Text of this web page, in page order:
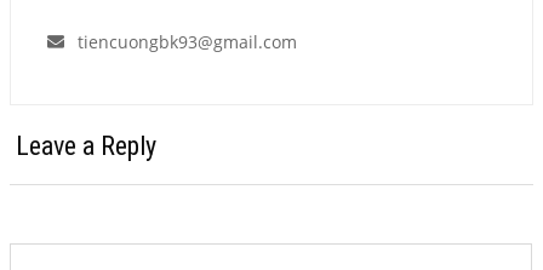
tiencuongbk93@gmail.com
Leave a Reply